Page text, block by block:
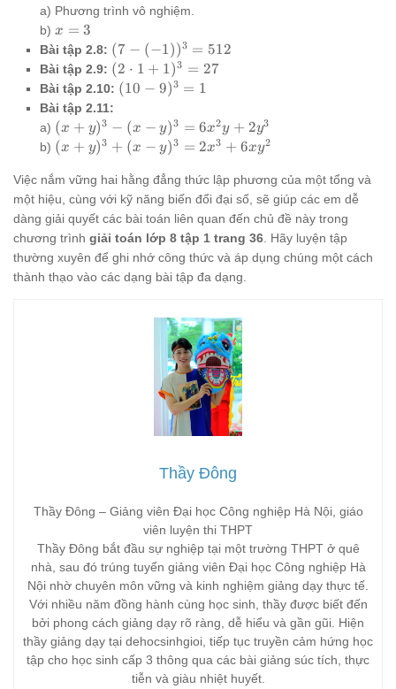
a) Phương trình vô nghiệm.
b) x=3
x = 3
Bài tập 2.8: (7 -
(-1))^3
= 512
(7 − (−1))3 = 512
Bài tập 2.9: (2
\cdot
1 +
1)^3
= 27
(2 ⋅ 1 + 1)3 = 27
Bài tập 2.10: (10-
= 1
(10 − 9)3 = 1
Bài tập 2.11:
a) (x+y)^3
- (x-
6x^2y +
2y^3
(x + y)3 − (x − y)3 = 6x2y + 2y3
b) (x+y)^3
y)^3 =
2x^3 +
6xy^2
(x + y)3 + (x − y)3 = 2x3 + 6xy2
Việc nắm vững hai hằng đẳng thức lập phương của một tổng và
một hiệu, cùng với kỹ năng biến đổi đại số, sẽ giúp các em dễ
dàng giải quyết các bài toán liên quan đến chủ đề này trong
chương trình giải toán lớp 8 tập 1 trang 36. Hãy luyện tập
thường xuyên để ghi nhớ công thức và áp dụng chúng một cách
thành thạo vào các dạng bài tập đa dạng.
Thầy Đông
Thầy Đông – Giảng viên Đại học Công nghiệp Hà Nội, giáo
viên luyện thi THPT
Thầy Đông bắt đầu sự nghiệp tại một trường THPT ở quê
nhà, sau đó trúng tuyển giảng viên Đại học Công nghiệp Hà
Nội nhờ chuyên môn vững và kinh nghiệm giảng dạy thực tế.
Với nhiều năm đồng hành cùng học sinh, thầy được biết đến
bởi phong cách giảng dạy rõ ràng, dễ hiểu và gần gũi. Hiện
thầy giảng dạy tại dehocsinhgioi, tiếp tục truyền cảm hứng học
tập cho học sinh cấp 3 thông qua các bài giảng súc tích, thực
tiễn và giàu nhiệt huyết.